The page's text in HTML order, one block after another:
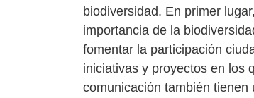
biodiversidad. En primer
importancia de la
fomentar la participación
iniciativas y proyectos en los
comunicación también